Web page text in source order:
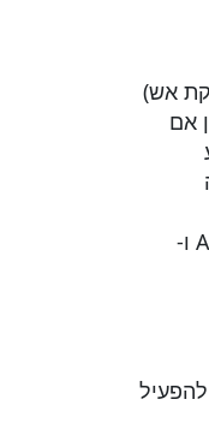
אזעקת אש)
אם
הטבלה הבאה מסכמת את מגבלות זמן הבקרה והפיקוח המיושמות על ידי רישום UL 864 ו- NFPA 92. היישומים בתוך בקרי שדה אוטומציה, AS-P ו-